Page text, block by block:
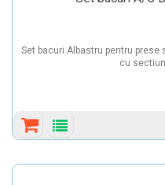
Set bacuri Albastru pentru
cu